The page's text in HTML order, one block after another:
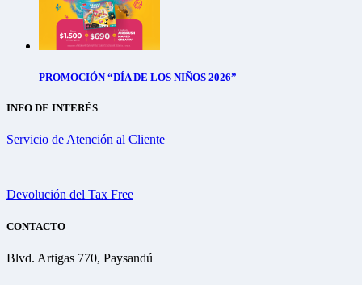
PROMOCIÓN “DÍA DE LOS NIÑOS 2026”
INFO DE INTERÉS
Servicio de Atención al Cliente
Devolución del Tax Free
CONTACTO
Blvd. Artigas 770, Paysandú